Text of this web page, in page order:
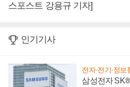
스포스트 강용규 기자]
인기기사
전자·전기·정보
삼성전자 SK